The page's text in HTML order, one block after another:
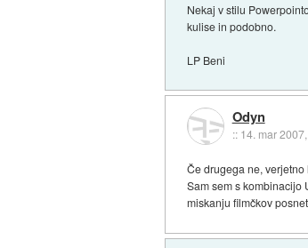
Nekaj v stilu
kulise in podobno.
LP Beni
Odyn
:: 14. mar
Če drugega ne,
Sam sem s kombinacijo
miskanju filmčkov